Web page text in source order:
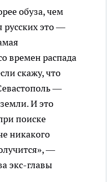
обуза, чем
русских это —
времен распада
скажу, что
—
И это
поиске
никакого
—
экс-главы